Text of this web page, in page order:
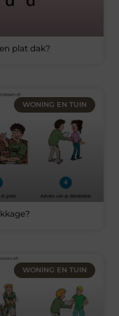
plat dak?
WONING EN TUIN
WONING EN TUIN